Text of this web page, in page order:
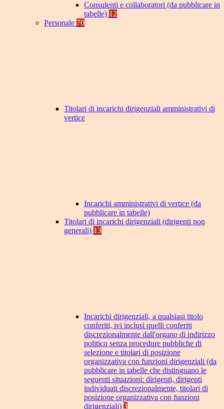
Consulenti e collaboratori (da pubblicare in
tabelle) 12
Personale 70
Titolari di incarichi dirigenziali amministrativi di
vertice
Incarichi amministrativi di vertice (da
pubblicare in tabelle)
Titolari di incarichi dirigenziali (dirigenti non
generali) 13
Incarichi dirigenziali, a qualsiasi titolo
conferiti, ivi inclusi quelli conferiti
discrezionalmente dall'organo di indirizzo
politico senza procedure pubbliche di
selezione e titolari di posizione
organizzativa con funzioni dirigenziali (da
pubblicare in tabelle che distinguano le
seguenti situazioni: dirigenti, dirigenti
individuati discrezionalmente, titolari di
posizione organizzativa con funzioni
dirigenziali) 3